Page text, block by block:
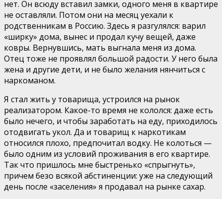
нет. Он всюду вставил замки, одного меня в квартире
не оставляли. Потом они на месяц уехали к
родственникам в Россию. Здесь я разгулялся: варил
«ширку» дома, вынес и продал кучу вещей, даже
ковры. Вернувшись, мать выгнала меня из дома.
Отец тоже не проявлял большой радости. У него была
жена и другие дети, и не было желания нянчиться с
наркоманом.
Я стал жить у товарища, устроился на рынок
реализатором. Какое-то время не кололся: даже есть
было нечего, и чтобы заработать на еду, приходилось
отодвигать укол. Да и товарищ к наркотикам
относился плохо, предпочитал водку. Не колоться —
было одним из условий проживания в его квартире.
Так что пришлось мне быстренько «спрыгнуть»,
причем безо всякой абстиненции: уже на следующий
день после «заселения» я продавал на рынке сахар.